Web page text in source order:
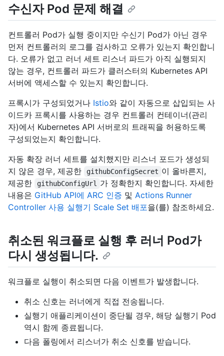
수신자 Pod 문제 해결
컨트롤러 Pod가 실행 중이지만 수신기 Pod가 아닌 경우
먼저 컨트롤러의 로그를 검사하고 오류가 있는지 확인합니
다. 오류가 없고 러너 세트 리스너 파드가 아직 실행되지
않는 경우, 컨트롤러 파드가 클러스터의 Kubernetes API
서버에 액세스할 수 있는지 확인합니다.
프록시가 구성되었거나 Istio와 같이 자동으로 삽입되는 사
이드카 프록시를 사용하는 경우 컨트롤러 컨테이너(관리
자)에서 Kubernetes API 서버로의 트래픽을 허용하도록
구성되었는지 확인합니다.
자동 확장 러너 세트를 설치했지만 리스너 포드가 생성되
지 않은 경우, 제공한
githubConfigSecret 이 올바른지,
제공한
githubConfigUrl
가 정확한지 확인합니다. 자세한
내용은 GitHub API에 ARC 인증 및 Actions Runner
Controller 사용 실행기 Scale Set 배포을(를) 참조하세요.
취소된 워크플로 실행 후 러너 Pod가
다시 생성됩니다.
워크플로 실행이 취소되면 다음 이벤트가 발생합니다.
취소 신호는 러너에게 직접 전송됩니다.
실행기 애플리케이션이 중단될 경우, 해당 실행기 Pod
역시 함께 종료됩니다.
다음 폴링에서 리스너가 취소 신호를 받습니다.